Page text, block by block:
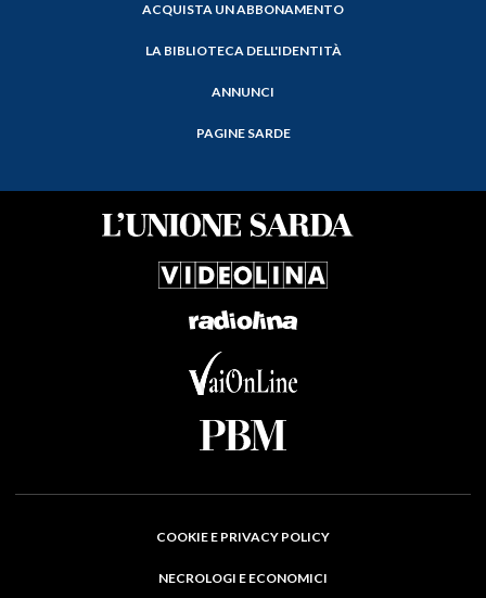
ACQUISTA UN ABBONAMENTO
LA BIBLIOTECA DELL'IDENTITÀ
ANNUNCI
PAGINE SARDE
COOKIE E PRIVACY POLICY
NECROLOGI E ECONOMICI